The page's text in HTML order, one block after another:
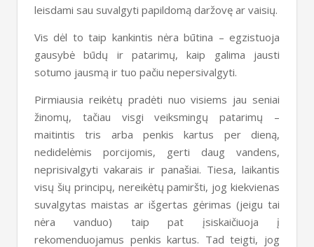
leisdami sau suvalgyti papildomą daržovę ar vaisių.
Vis dėl to taip kankintis nėra būtina – egzistuoja
gausybė būdų ir patarimų, kaip galima jausti
sotumo jausmą ir tuo pačiu nepersivalgyti.
Pirmiausia reikėtų pradėti nuo visiems jau seniai
žinomų, tačiau visgi veiksmingų patarimų –
maitintis tris arba penkis kartus per dieną,
nedidelėmis porcijomis, gerti daug vandens,
neprisivalgyti vakarais ir panašiai. Tiesa, laikantis
visų šių principų, nereikėtų pamiršti, jog kiekvienas
suvalgytas maistas ar išgertas gėrimas (jeigu tai
nėra vanduo) taip pat įsiskaičiuoja į
rekomenduojamus penkis kartus. Tad teigti, jog